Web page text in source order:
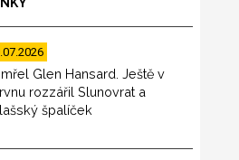
Glen Hansard. Ještě v
rozzářil Slunovrat a
špalíček